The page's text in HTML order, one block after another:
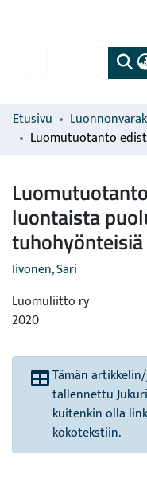
Etusivu
luontaista
Iivonen, Sari
Luomuliitto ry
2020
Tämän
tallennettu
kuitenkin olla
kokotekstiin.